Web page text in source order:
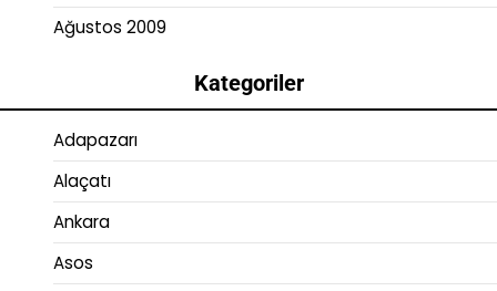
Ağustos 2009
Kategoriler
Adapazarı
Alaçatı
Ankara
Asos